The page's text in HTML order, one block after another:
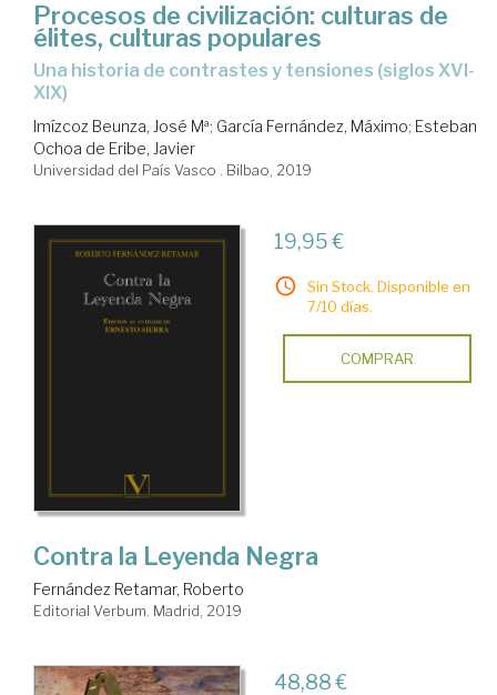
Procesos de civilización: culturas de
élites, culturas populares
Una historia de contrastes y tensiones (siglos XVI-
XIX)
Imízcoz Beunza, José Mª; García Fernández, Máximo; Esteban
Ochoa de Eribe, Javier
Universidad del País Vasco . Bilbao, 2019
19,95 €
Sin Stock. Disponible en
7/10 días.
COMPRAR
Contra la Leyenda Negra
Fernández Retamar, Roberto
Editorial Verbum. Madrid, 2019
48,88 €